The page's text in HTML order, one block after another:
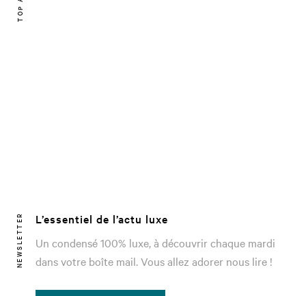
NEWSLETTER
L’essentiel de l’actu luxe
Un condensé 100% luxe, à découvrir chaque mardi
dans votre boîte mail. Vous allez adorer nous lire !